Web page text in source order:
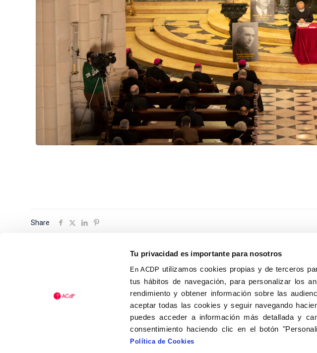
Tu privacidad es importante para nosotros
En ACDP utilizamos cookies propias y de terceros
tus hábitos de navegación, para personalizar los
rendimiento y obtener información sobre las
aceptar todas las cookies y seguir navegando
puedes acceder a información más detallada y
consentimiento haciendo clic en el botón
Política de Cookies
Share
Calle Isaac Peral, 58 C.P.: 28040, Madrid
Tel (+34) 91 456 63 27
Fax: (+34) 91 535 19 98
acdp@acdp.es